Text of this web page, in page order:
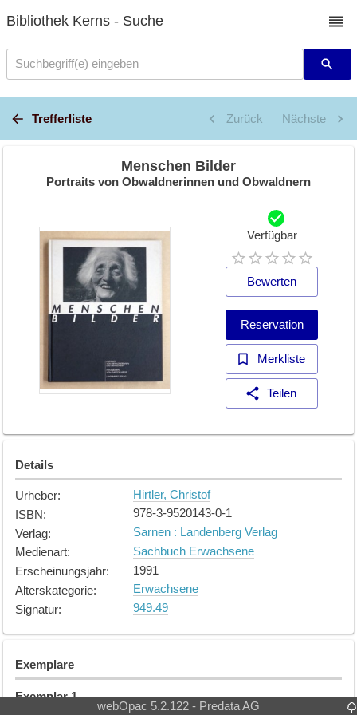
Bibliothek Kerns - Suche
Suchbegriff(e) eingeben
Trefferliste Zurück Nächste
Menschen Bilder
Portraits von Obwaldnerinnen und Obwaldnern
Verfügbar
Bewerten
Reservation
Merkliste
Teilen
Details
Urheber:
Hirtler, Christof
ISBN:
978-3-9520143-0-1
Verlag:
Sarnen : Landenberg Verlag
Medienart:
Sachbuch Erwachsene
Erscheinungsjahr:
1991
Alterskategorie:
Erwachsene
Signatur: 949.49
Exemplare
Exemplar 1
webOpac 5.2.122 - Predata AG